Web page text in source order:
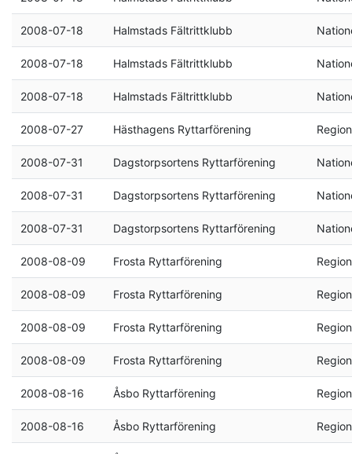
2008-07-18 Halmstads Fältrittklubb
2008-07-18 Halmstads Fältrittklubb
2008-07-18 Halmstads Fältrittklubb
2008-07-27 Hästhagens Ryttarförening
2008-07-31 Dagstorpsortens Ryttarförening
2008-07-31 Dagstorpsortens Ryttarförening
2008-07-31 Dagstorpsortens Ryttarförening
2008-08-09 Frosta Ryttarförening
2008-08-09 Frosta Ryttarförening
2008-08-09 Frosta Ryttarförening
2008-08-09 Frosta Ryttarförening
2008-08-16 Åsbo Ryttarförening
2008-08-16 Åsbo Ryttarförening